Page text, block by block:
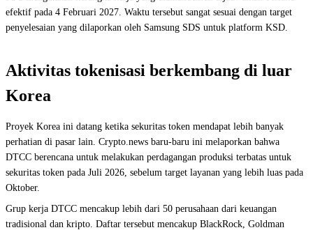
efektif pada 4 Februari 2027. Waktu tersebut sangat sesuai dengan target
penyelesaian yang dilaporkan oleh Samsung SDS untuk platform KSD.
Aktivitas tokenisasi berkembang di luar
Korea
Proyek Korea ini datang ketika sekuritas token mendapat lebih banyak
perhatian di pasar lain. Crypto.news baru-baru ini melaporkan bahwa
DTCC berencana untuk melakukan perdagangan produksi terbatas untuk
sekuritas token pada Juli 2026, sebelum target layanan yang lebih luas pada
Oktober.
Grup kerja DTCC mencakup lebih dari 50 perusahaan dari keuangan
tradisional dan kripto. Daftar tersebut mencakup BlackRock, Goldman